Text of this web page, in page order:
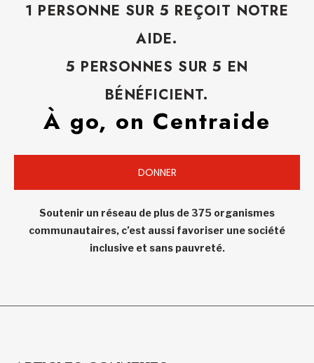
1 PERSONNE SUR 5 REÇOIT NOTRE
AIDE.
5 PERSONNES SUR 5 EN
BÉNÉFICIENT.
À go, on Centraide
DONNER
Soutenir un réseau de plus de 375 organismes
communautaires, c’est aussi favoriser une société
inclusive et sans pauvreté.